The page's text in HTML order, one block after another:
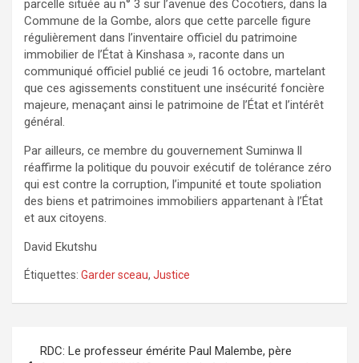
parcelle située au n° 3 sur l’avenue des Cocotiers, dans la
Commune de la Gombe, alors que cette parcelle figure
régulièrement dans l’inventaire officiel du patrimoine
immobilier de l’État à Kinshasa », raconte dans un
communiqué officiel publié ce jeudi 16 octobre, martelant
que ces agissements constituent une insécurité foncière
majeure, menaçant ainsi le patrimoine de l’État et l’intérêt
général.
Par ailleurs, ce membre du gouvernement Suminwa ll
réaffirme la politique du pouvoir exécutif de tolérance zéro
qui est contre la corruption, l’impunité et toute spoliation
des biens et patrimoines immobiliers appartenant à l’État
et aux citoyens.
David Ekutshu
Étiquettes: Garder sceau, Justice
RDC: Le professeur émérite Paul Malembe, père